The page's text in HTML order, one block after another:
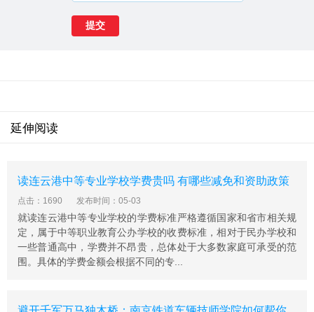
学校地址：
泰州市凤凰艺术学校，是根据江苏省教育厅 2018《江苏省
术类中职学校，学习普高课程，参加普通高考和艺术高
考。学校坚定探索普职融通办学新模式，力求为每个孩子
寻找到一条适合的成长之路。奋斗、积累、提升，泰州市
凤凰艺术学校以浴火重生的勇气奋勇前行，矢志打造特色
延伸阅读
读连云港中等专业学校学费贵吗 有哪些减免和资助政策
点击：1690 发布时间：05-03
就读连云港中等专业学校的学费标准严格遵循国家和省市相关规
定，属于中等职业教育公办学校的收费标准，相对于民办学校和
一些普通高中，学费并不昂贵，总体处于大多数家庭可承受的范
围。具体的学费金额会根据不同的专...